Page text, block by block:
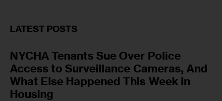
LATEST POSTS
NYCHA Tenants Sue Over Police
Access to Surveillance Cameras, And
What Else Happened This Week in
Housing